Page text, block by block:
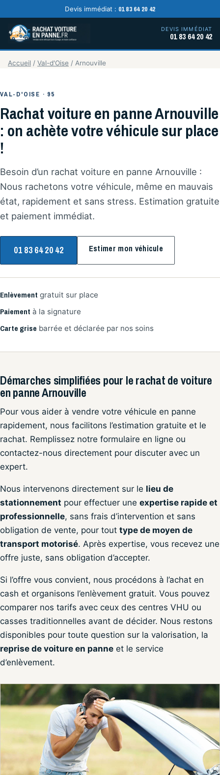
Devis immédiat : 01 83 64 20 42
DEVIS IMMÉDIAT
01 83 64 20 42
Accueil / Val-d'Oise / Arnouville
VAL-D'OISE · 95
Rachat voiture en panne Arnouville
: on achète votre véhicule sur place
!
Besoin d’un rachat voiture en panne Arnouville :
Nous rachetons votre véhicule, même en mauvais
état, rapidement et sans stress. Estimation gratuite
et paiement immédiat.
01 83 64 20 42 Estimer mon véhicule
Enlèvement gratuit sur place
Paiement à la signature
Carte grise barrée et déclarée par nos soins
Démarches simplifiées pour le rachat de voiture
en panne Arnouville
Pour vous aider à vendre votre véhicule en panne
rapidement, nous facilitons l’estimation gratuite et le
rachat. Remplissez notre formulaire en ligne ou
contactez-nous directement pour discuter avec un
expert.
Nous intervenons directement sur le lieu de
stationnement pour effectuer une expertise rapide et
professionnelle, sans frais d’intervention et sans
obligation de vente, pour tout type de moyen de
transport motorisé. Après expertise, vous recevez une
offre juste, sans obligation d’accepter.
Si l’offre vous convient, nous procédons à l’achat en
cash et organisons l’enlèvement gratuit. Vous pouvez
comparer nos tarifs avec ceux des centres VHU ou
casses traditionnelles avant de décider. Nous restons
disponibles pour toute question sur la valorisation, la
reprise de voiture en panne et le service
d’enlèvement.